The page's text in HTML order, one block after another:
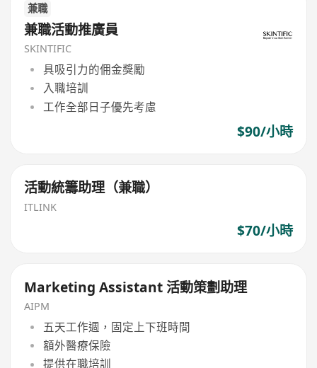
兼職
兼職活動推廣員
SKINTIFIC
具吸引力的佣金獎勵
入職培訓
工作全部日子優先考慮
$90/小時
活動統籌助理（兼職）
ITLINK
$70/小時
Marketing Assistant 活動策劃助理
AIPM
五天工作週，固定上下班時間
額外醫療保險
提供在職培訓